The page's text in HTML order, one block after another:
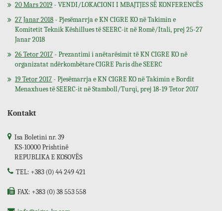
20 Mars 2019- VENDI/LOKACIONI I MBAJTJES SË KONFERENCËS
27 Janar 2018- Pjesëmarrja e KN CIGRE KO në Takimin e
Komitetit Teknik Këshillues të SEERC-it në Romë/Itali, prej 25-27
Janar 2018
26 Tetor 2017- Prezantimi i anëtarësimit të KN CIGRE KO në
organizatat ndërkombëtare CIGRE Paris dhe SEERC
19 Tetor 2017- Pjesëmarrja e KN CIGRE KO në Takimin e Bordit
Menaxhues të SEERC-it në Stamboll/Turqi, prej 18-19 Tetor 2017
Kontakt
Isa Boletini nr. 39
KS-10000 Prishtinë
REPUBLIKA E KOSOVËS
TEL: +383 (0) 44 249 421
FAX: +383 (0) 38 553 558